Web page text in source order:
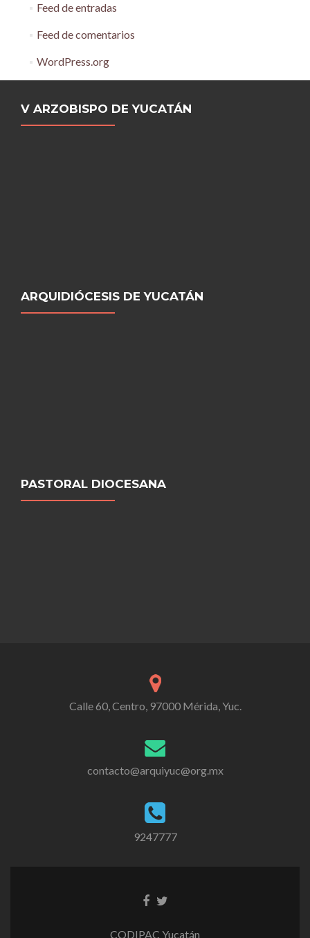
Feed de entradas
Feed de comentarios
WordPress.org
V ARZOBISPO DE YUCATÁN
ARQUIDIÓCESIS DE YUCATÁN
PASTORAL DIOCESANA
Calle 60, Centro, 97000 Mérida, Yuc.
contacto@arquiyuc@org.mx
9247777
CODIPAC Yucatán